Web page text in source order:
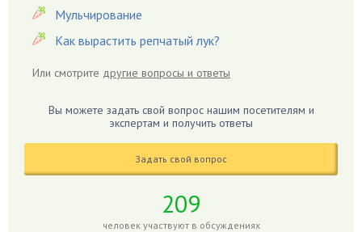
Гиацинт
Гибискус
Гладиолусы
Голубика
Мульчирование
Как вырастить репчатый лук?
Или смотрите другие вопросы и ответы
Вы можете задать свой вопрос нашим посетителям и
экспертам и получить ответы
Задать свой вопрос
209
человек участвуют в обсуждениях